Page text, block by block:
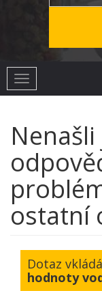
Toggle
navigation
ostatní
Dotaz
hodnoty